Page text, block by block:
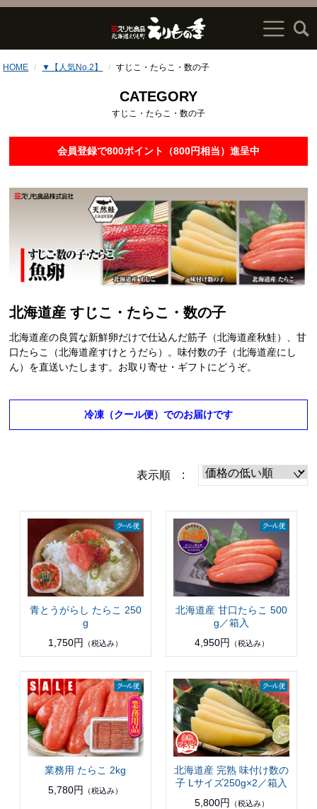
HOME ▼【人気No.2】 すじこ・たらこ・数の子
CATEGORY
すじこ・たらこ・数の子
会員登録で800ポイント（800円相当）進呈中
北海道産 すじこ・たらこ・数の子
北海道産の良質な新鮮卵だけで仕込んだ筋子（北海道産秋鮭）、甘
口たらこ（北海道産すけとうだら）。味付数の子（北海道産にし
ん）を直送いたします。お取り寄せ・ギフトにどうぞ。
冷凍（クール便）でのお届けです
表示順 :
青とうがらし たらこ 250
g
1,750円
（税込み）
北海道産 甘口たらこ 500
g／箱入
4,950円
（税込み）
業務用 たらこ 2kg
5,780円
（税込み）
北海道産 完熟 味付け数の
子 Lサイズ250g×2／箱入
5,800円
（税込み）